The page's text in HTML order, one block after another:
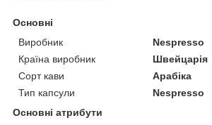
Основні
Виробник
Nespresso
Країна виробник
Швейцарія
Сорт кави
Арабіка
Тип капсули
Nespresso
Основні атрибути